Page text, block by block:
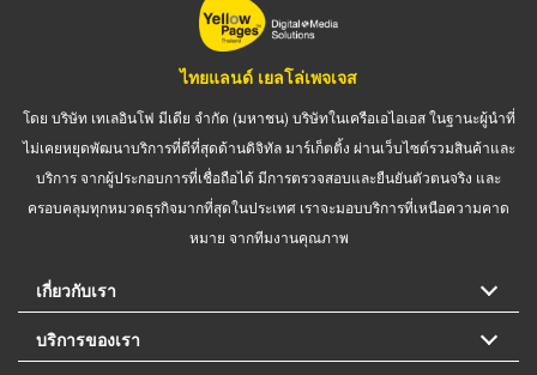
ไทยแลนด์ เยลโล่เพจเจส
โดย บริษัท เทเลอินโฟ มีเดีย จำกัด (มหาชน) บริษัทในเครือเอไอเอส ในฐานะผู้นำที่
ไม่เคยหยุดพัฒนาบริการที่ดีที่สุดด้านดิจิทัล มาร์เก็ตติ้ง ผ่านเว็บไซต์รวมสินค้าและ
บริการ จากผู้ประกอบการที่เชื่อถือได้ มีการตรวจสอบและยืนยันตัวตนจริง และ
ครอบคลุมทุกหมวดธุรกิจมากที่สุดในประเทศ เราจะมอบบริการที่เหนือความคาด
หมาย จากทีมงานคุณภาพ
เกี่ยวกับเรา
บริการของเรา